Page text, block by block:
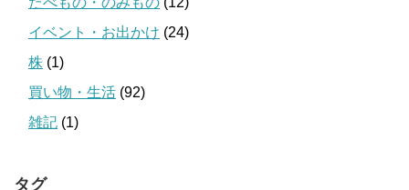
イベント・お出かけ (24)
株 (1)
買い物・生活 (92)
雑記 (1)
タグ